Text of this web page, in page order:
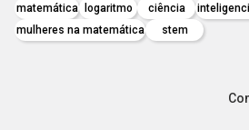
matemática logaritmo ciência
mulheres na matemática
stem